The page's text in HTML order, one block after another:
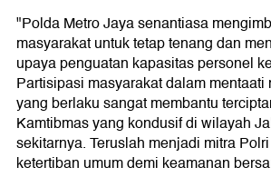
"Polda Metro Jaya senantiasa
masyarakat untuk tetap tenang dan
upaya penguatan kapasitas personel
Partisipasi masyarakat dalam mentaati
yang berlaku sangat membantu
Kamtibmas yang kondusif di wilayah
sekitarnya. Teruslah menjadi mitra
ketertiban umum demi keamanan